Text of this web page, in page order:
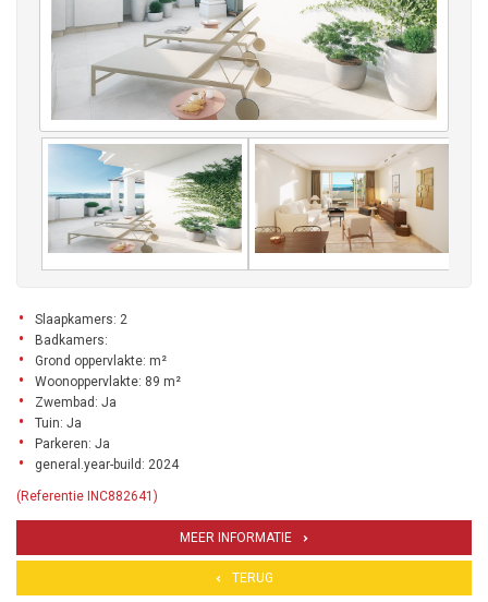
Slaapkamers: 2
Badkamers:
Grond oppervlakte: m²
Woonoppervlakte: 89 m²
Zwembad: Ja
Tuin: Ja
Parkeren: Ja
general.year-build: 2024
(Referentie INC882641)
MEER INFORMATIE
TERUG